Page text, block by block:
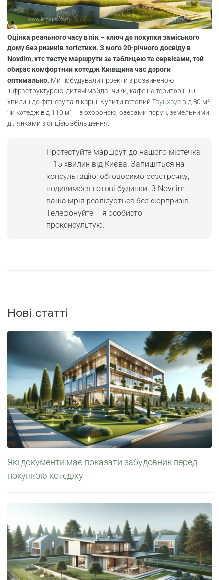
Оцінка реального часу в пік – ключ до покупки заміського
дому без ризиків логістики. З мого 20-річного досвіду в
Novdim, хто тестує маршрути за таблицею та сервісами, той
обирає комфортний котедж Київщина час дороги
оптимально. Ми побудували проекти з розвиненою
інфраструктурою: дитячі майданчики, кафе на території, 10
хвилин до фітнесу та лікарні. Купити готовий Таунхаус від 80 м²
чи котедж від 110 м² – з охороною, озерами поруч, земельними
ділянками з опцією збільшення.
Протестуйте маршрут до нашого містечка
– 15 хвилин від Києва. Запишіться на
консультацію: обговоримо розстрочку,
подивимося готові будинки. З Novdim
ваша мрія реалізується без сюрпризів.
Телефонуйте – я особисто
проконсультую.
Нові статті
Які документи має показати забудовник перед
покупкою котеджу